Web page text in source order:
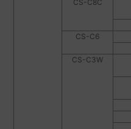
CS-C8C
CS-C6
CS-C3W